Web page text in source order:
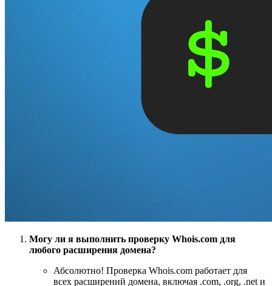
Могу ли я выполнить проверку Whois.com для
любого расширения домена?
Абсолютно! Проверка Whois.com работает для
всех расширений домена, включая .com, .org, .net и